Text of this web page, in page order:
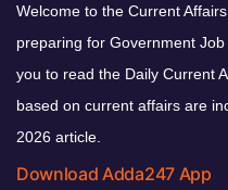
Welcome to the Current
preparing for Government
you to read the Daily Current
based on current affairs are
2026 article.
Download Adda247 App